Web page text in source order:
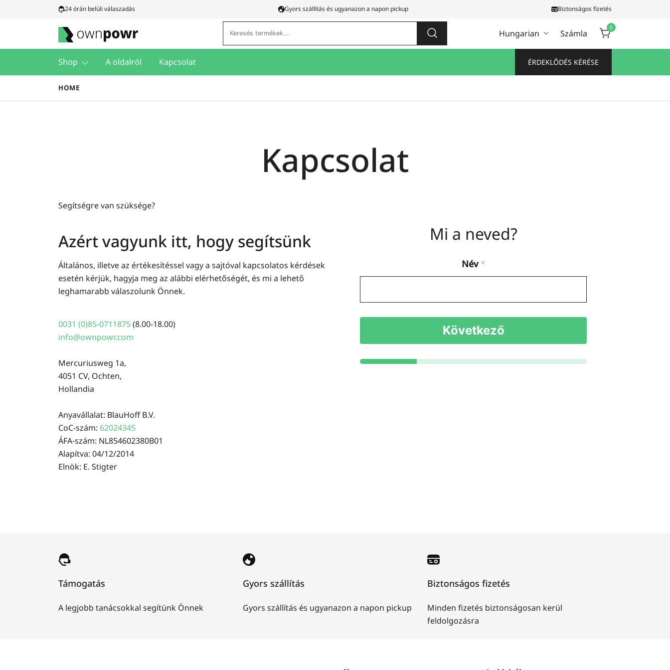
24 órán belüli válaszadás Gyors szállítás és ugyanazon a napon pickup Biztonságos fizetés
Ownpowr
Hungarian Számla
0
Shop A oldalról Kapcsolat ÉRDEKLŐDÉS KÉRÉSE
HOME
Kapcsolat
Segítségre van szüksége?
Azért vagyunk itt, hogy segítsünk
Általános, illetve az értékesítéssel vagy a sajtóval kapcsolatos kérdések
esetén kérjük, hagyja meg az alábbi elérhetőségét, és mi a lehető
leghamarabb válaszolunk Önnek.
0031 (0)85-0711875(8.00-18.00)
info@ownpowr.com
Mercuriusweg 1a,
4051 CV, Ochten,
Hollandia
Anyavállalat: BlauHoff B.V.
CoC-szám: 62024345
ÁFA-szám: NL854602380B01
Alapítva: 04/12/2014
Elnök: E. Stigter
Mi a neved?
Név*
Következő
Támogatás
A legjobb tanácsokkal segítünk Önnek
Gyors szállítás
Gyors szállítás és ugyanazon a napon pickup
Biztonságos fizetés
Minden fizetés biztonságosan kerül
feldolgozásra